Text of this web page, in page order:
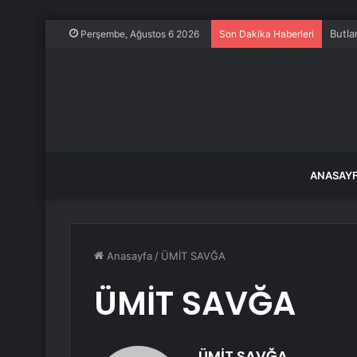
Perşembe, Ağustos 6 2026 Son Dakika Haberleri 21
Anasayfa / ÜMİT SAVĞA
ÜMİT SAVĞA